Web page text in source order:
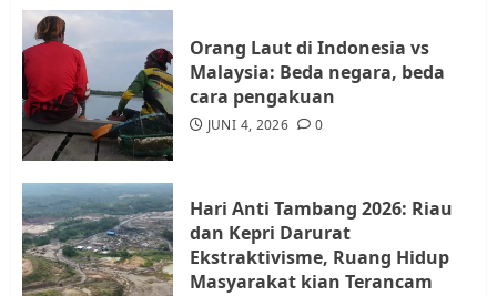
4
5
Tim Advokasi Desak BP Batam
Berhenti Merampas Tanah
Orang Laut di Indonesia vs
Malaysia: Beda negara, beda
cara pengakuan
JUNI 4, 2026 0
Hari Anti Tambang 2026: Riau
dan Kepri Darurat
Ekstraktivisme, Ruang Hidup
Masyarakat kian Terancam